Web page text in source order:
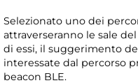
Selezionato uno dei
attraverseranno le sale
di essi, il suggerimento
interessate dal percorso
beacon BLE.